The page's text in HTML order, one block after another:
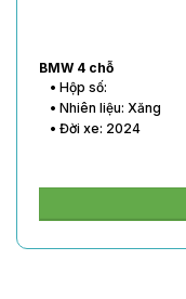
BMW 4 chỗ
• Hộp số:
• Nhiên liệu: Xăng
• Đời xe: 2024